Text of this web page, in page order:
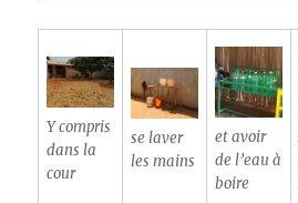
Y compris
dans la
cour
se laver
les mains
et avoir
de l’eau à
boire